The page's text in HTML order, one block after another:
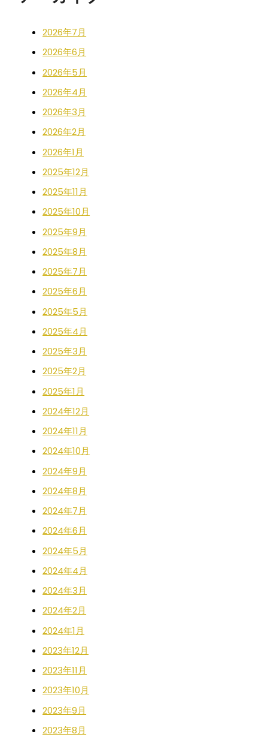
2026年7月
2026年6月
2026年5月
2026年4月
2026年3月
2026年2月
2026年1月
2025年12月
2025年11月
2025年10月
2025年9月
2025年8月
2025年7月
2025年6月
2025年5月
2025年4月
2025年3月
2025年2月
2025年1月
2024年12月
2024年11月
2024年10月
2024年9月
2024年8月
2024年7月
2024年6月
2024年5月
2024年4月
2024年3月
2024年2月
2024年1月
2023年12月
2023年11月
2023年10月
2023年9月
2023年8月